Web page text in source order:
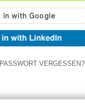
PASSWORT VERGESSEN?